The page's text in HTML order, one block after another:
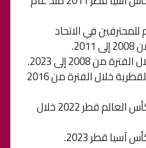
في الاتحاد
2008 إلى 2023.
• مستشار رئيس اللجنة الأولمبية القطرية خلال الفترة من 2016
• رئيس اللجنة المحلية المنظمة لكأس العالم قطر 2022 خلال
قطر 2023.